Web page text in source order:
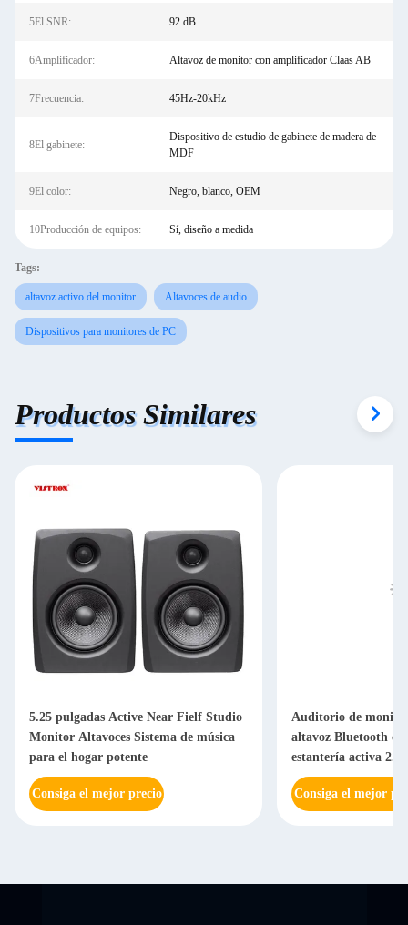
5El SNR: 92 dB
6Amplificador: Altavoz de monitor con amplificador Claas AB
7Frecuencia: 45Hz-20kHz
8El gabinete:
Dispositivo de estudio de gabinete de madera de
MDF
9El color: Negro, blanco, OEM
10Producción de equipos: Sí, diseño a medida
Tags:
altavoz activo del monitor Altavoces de audio
Dispositivos para monitores de PC
Productos Similares
5.25 pulgadas Active Near Fielf Studio
Monitor Altavoces Sistema de música
para el hogar potente
Consiga el mejor precio
Auditorio de
altavoz Bluetooth
estantería activa 2.0
Consiga el mejor